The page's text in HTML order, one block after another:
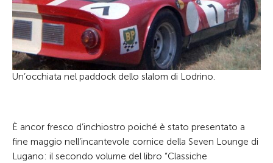
Un’occhiata nel paddock dello slalom di Lodrino.
È ancor fresco d’inchiostro poiché è stato presentato a
fine maggio nell’incantevole cornice della Seven Lounge di
Lugano: il secondo volume del libro “Classiche